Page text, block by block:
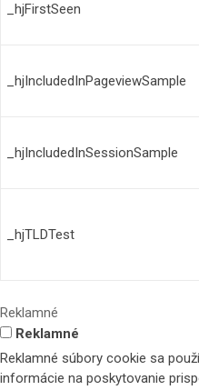
_hjFirstSeen
_hjIncludedInPageviewSample
_hjIncludedInSessionSample
_hjTLDTest
Reklamné
Reklamné
Reklamné súbory cookie sa
informácie na poskytovanie